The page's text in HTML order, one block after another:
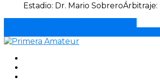
Estadio: Dr. Mario